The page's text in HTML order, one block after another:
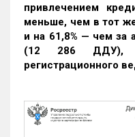
привлечением
меньше, чем в тот
и на 61,8% — чем за
(12 286 ДДУ),
регистрационного